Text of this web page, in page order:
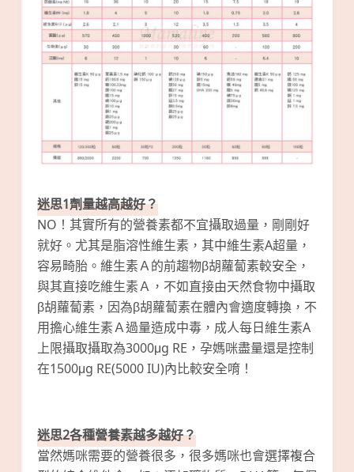
迷思1劑量越高越好？
NO！其實所有的營養素都不宜攝取過量，剛剛好
就好。尤其是脂溶性維生素，其中維生素A超量，
容易畸胎。維生素Ａ的前趨物β胡蘿蔔素較安全，
與其直接吃維生素Ａ，不如直接由天然食物中攝取
β胡蘿蔔素，因為β胡蘿蔔素在體內會適度轉換，不
用擔心維生素Ａ過量造成中毒，成人每日維生素A
上限攝取攝取為3000μg RE，孕媽咪盡量還是控制
在1500μg RE(5000 IU)內比較安全唷！
迷思2各種營養素越多越好？
當然媽咪需要的營養很多，很多媽咪也會選擇複合